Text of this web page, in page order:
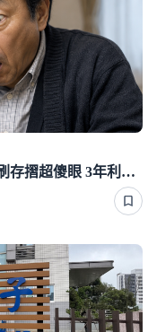
440萬退休金丟定存最安心？ 阿北一刷存摺超傻眼 3年利息僅1千多